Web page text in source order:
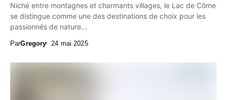
Niché entre montagnes et charmants villages, le Lac de Côme
se distingue comme une des destinations de choix pour les
passionnés de nature...
ParGregory 24 mai 2025